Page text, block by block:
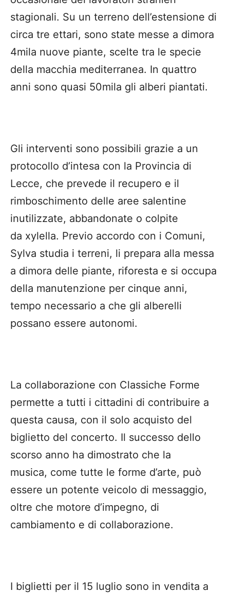
stagionali. Su un terreno dell’estensione di
circa tre ettari, sono state messe a dimora
4mila nuove piante, scelte tra le specie
della macchia mediterranea. In quattro
anni sono quasi 50mila gli alberi piantati.
Gli interventi sono possibili grazie a un
protocollo d’intesa con la Provincia di
Lecce, che prevede il recupero e il
rimboschimento delle aree salentine
inutilizzate, abbandonate o colpite
da xylella. Previo accordo con i Comuni,
Sylva studia i terreni, li prepara alla messa
a dimora delle piante, riforesta e si occupa
della manutenzione per cinque anni,
tempo necessario a che gli alberelli
possano essere autonomi.
La collaborazione con Classiche Forme
permette a tutti i cittadini di contribuire a
questa causa, con il solo acquisto del
biglietto del concerto. Il successo dello
scorso anno ha dimostrato che la
musica, come tutte le forme d’arte, può
essere un potente veicolo di messaggio,
oltre che motore d’impegno, di
cambiamento e di collaborazione.
I biglietti per il 15 luglio sono in vendita a